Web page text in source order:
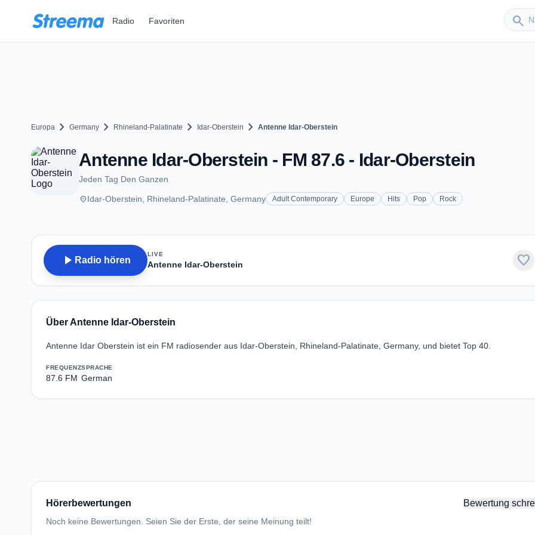
Radio Favoriten search
Europa chevron_right Germany chevron_right Rhineland-Palatinate chevron_right Idar-Oberstein chevron_right Antenne Idar-Oberstein
Antenne Idar-Oberstein - FM 87.6 - Idar-Oberstein
Jeden Tag Den Ganzen
placeIdar-Oberstein, Rhineland-Palatinate, Germany Adult Contemporary Europe Hits Pop Rock
play_arrow Radio hören
LIVE
Antenne Idar-Oberstein favorite
Über Antenne Idar-Oberstein
Antenne Idar Oberstein ist ein FM radiosender aus Idar-Oberstein, Rhineland-Palatinate, Germany, und bietet Top 40.
FREQUENZ
87.6 FM
SPRACHE
German
Hörerbewertungen Bewertung
Noch keine Bewertungen. Seien Sie der Erste, der seine Meinung teilt!